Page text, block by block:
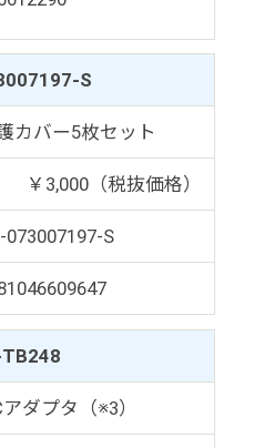
S
カバー5枚セット
￥3,000（税抜価格）
073007197-S
ダプタ（※3）